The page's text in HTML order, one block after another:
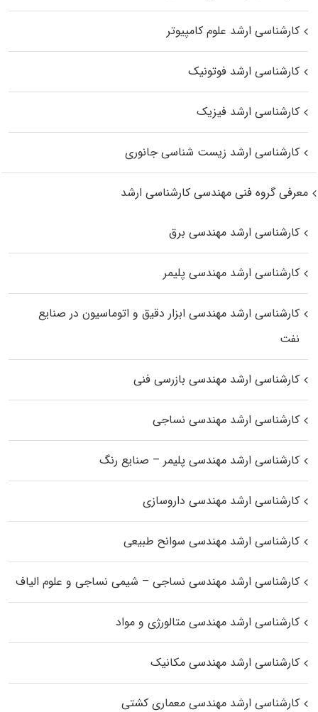
کارشناسی ارشد علوم کامپیوتر
کارشناسی ارشد فوتونیک
کارشناسی ارشد فیزیک
کارشناسی ارشد زیست‌ شناسی جانوری
معرفی گروه فنی مهندسی کارشناسی ارشد
کارشناسی ارشد مهندسی برق
کارشناسی ارشد مهندسی پلیمر
کارشناسی ارشد مهندسی ابزار دقیق و اتوماسیون در صنایع
نفت
کارشناسی ارشد مهندسی بازرسی فنی
کارشناسی ارشد مهندسی نساجی
کارشناسی ارشد مهندسی پلیمر – صنایع رنگ
کارشناسی ارشد مهندسی داروسازی
کارشناسی ارشد مهندسی سوانح طبیعی
کارشناسی ارشد مهندسی نساجی – شیمی نساجی و علوم الیاف
کارشناسی ارشد مهندسی متالورژی و مواد
کارشناسی ارشد مهندسی مکانیک
کارشناسی ارشد مهندسی معماری کشتی